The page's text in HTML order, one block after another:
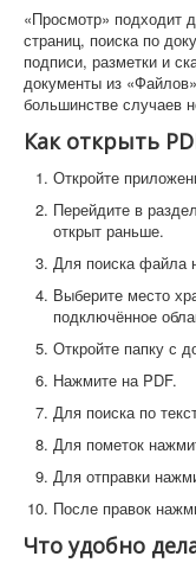
«Просмотр» подходит
страниц, поиска по
подписи, разметки и
документы из
большинстве случаев
Как открыть
Откройте
Перейдите в
открыт раньше.
Для поиска файла
Выберите место
подключённое
Откройте папку с
Нажмите на PDF.
Для поиска по
Для пометок
Для отправки
После правок
Что удобно